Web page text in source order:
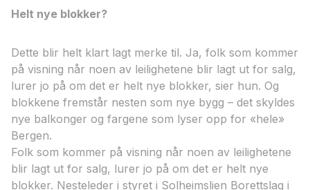
Helt nye blokker?
Dette blir helt klart lagt merke til. Ja, folk som kommer
på visning når noen av leilighetene blir lagt ut for salg,
lurer jo på om det er helt nye blokker, sier hun. Og
blokkene fremstår nesten som nye bygg – det skyldes
nye balkonger og fargene som lyser opp for «hele»
Bergen.
Folk som kommer på visning når noen av leilighetene
blir lagt ut for salg, lurer jo på om det er helt nye
blokker. Nesteleder i styret i Solheimslien Borettslag i